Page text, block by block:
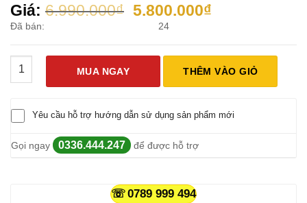
Giá: 6.990.000₫ Giá
là:
6.990.000₫.
5.800.000₫Giá
tại
là:
5.800.000₫.
Đã bán: 24
Máy đo nhiệt độ hồng ngoại Dùng Trong Công Nghiệp
MUA NGAY
THÊM VÀO GIỎ
Yêu cầu hỗ trợ hướng dẫn sử dụng sản phẩm mới
Gọi ngay 0336.444.247 để được hỗ trợ
0789 999 494